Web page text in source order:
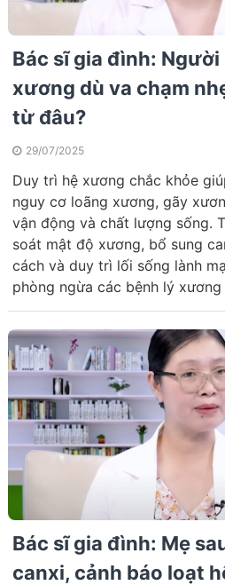
Bác sĩ gia đình:
xương dù va chạm
từ đâu?
29/07/2025
Duy trì hệ xương chắc khỏe
nguy cơ loãng xương, gãy
vận động và chất lượng sống.
soát mật độ xương, bổ sung
cách và duy trì lối sống lành
phòng ngừa các bệnh lý xương
Bác sĩ gia đình: Mẹ
canxi, cảnh báo loạt